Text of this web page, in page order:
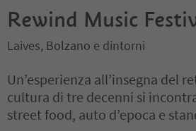
Rewind Music
Laives, Bolzano e dintorni
Un’esperienza all’insegna del
cultura di tre decenni si
street food, auto d’epoca e